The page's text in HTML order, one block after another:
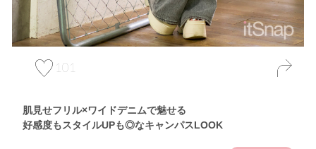
101
肌見せフリル×ワイドデニムで魅せる
好感度もスタイルUPも◎なキャンパスLOOK